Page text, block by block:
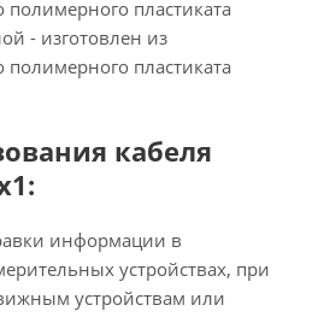
пластиката
- изготовлен из
пластиката
кабеля
информации в
устройствах, при
устройствам или